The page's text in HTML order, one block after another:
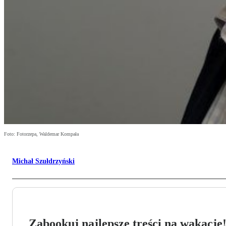
Foto: Fotorzepa, Waldemar Kompała
Michał Szułdrzyński